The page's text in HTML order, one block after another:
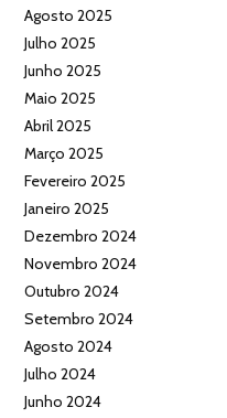
Agosto 2025
Julho 2025
Junho 2025
Maio 2025
Abril 2025
Março 2025
Fevereiro 2025
Janeiro 2025
Dezembro 2024
Novembro 2024
Outubro 2024
Setembro 2024
Agosto 2024
Julho 2024
Junho 2024